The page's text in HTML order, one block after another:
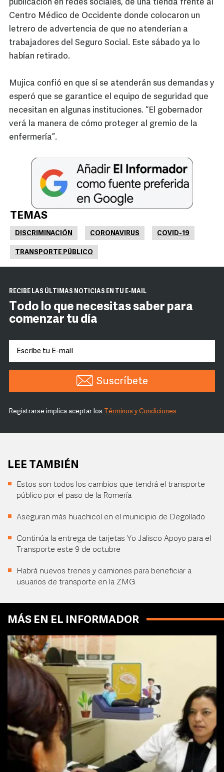
publicación en redes sociales, de una tienda frente al
Centro Médico de Occidente donde colocaron un
letrero de advertencia de que no atenderían a
trabajadores del Seguro Social. Este sábado ya lo
habían retirado.
Mujica confió en que sí se atenderán sus demandas y
esperó que se garantice el equipo de seguridad que
necesitan en algunas instituciones. “El gobernador
verá la manera de cómo proteger al gremio de la
enfermería”.
TEMAS
DISCRIMINACIÓN CORONAVIRUS COVID-19
TRANSPORTE PÚBLICO
RECIBE LAS ÚLTIMAS NOTICIAS EN TU E-MAIL
Todo lo que necesitas saber para
comenzar tu día
Suscríbete
Registrarse implica aceptar los Términos y Condiciones
LEE TAMBIÉN
Estos son todos los cambios que tendrá el transporte
público por el paso de la Romería
Aseguran más huachicol en el municipio de Degollado
Continúa la entrega de tarjetas Yo Jalisco Apoyo para el
Transporte este 9 de octubre
Habrá nuevos trenes y camiones para beneficiar a
usuarios de transporte en la ZMG
MÁS EN EL INFORMADOR